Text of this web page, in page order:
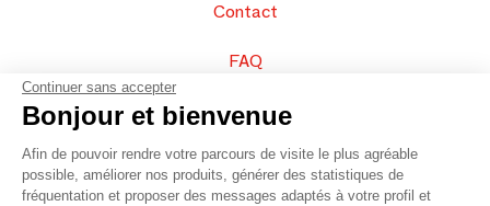
Contact
FAQ
Vendez vos produits
Plan du site
Continuer sans accepter
Bonjour et bienvenue
Afin de pouvoir rendre votre parcours de visite le plus agréable
possible, améliorer nos produits, générer des statistiques de
fréquentation et proposer des messages adaptés à votre profil et